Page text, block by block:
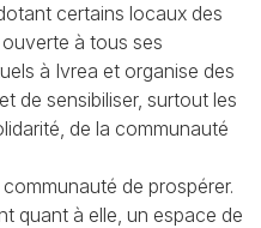
certains locaux des
ouverte à tous ses
à Ivrea et organise des
de sensibiliser, surtout les
de la communauté
de prospérer.
quant à elle, un espace de